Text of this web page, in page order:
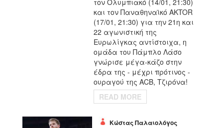
τον Ολυμπιακό (14/01, 21:30)
και τον Παναθηναϊκό AKTOR
(17/01, 21:30) για την 21η και
22 αγωνιστική της
Ευρωλίγκας αντίστοιχα, η
ομάδα του Πάμπλο Λάσο
γνώρισε μέγα-κάζο στην
έδρα της - μέχρι πρότινος -
ουραγού της ACB, Τζιρόνα!
READ MORE
Κώστας Παλαιολόγος